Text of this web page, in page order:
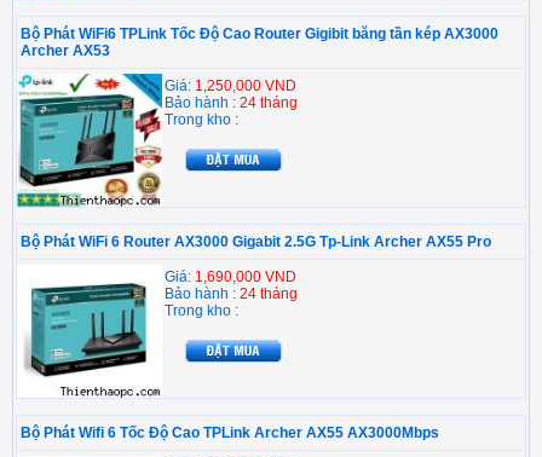
Bộ Phát WiFi6 TPLink Tốc Độ Cao Router Gigibit băng tần kép AX3000
Archer AX53
Giá: 1,250,000 VND
Bảo hành : 24 tháng
Trong kho :
Bộ Phát WiFi 6 Router AX3000 Gigabit 2.5G Tp-Link Archer AX55 Pro
Giá: 1,690,000 VND
Bảo hành : 24 tháng
Trong kho :
Bộ Phát Wifi 6 Tốc Độ Cao TPLink Archer AX55 AX3000Mbps